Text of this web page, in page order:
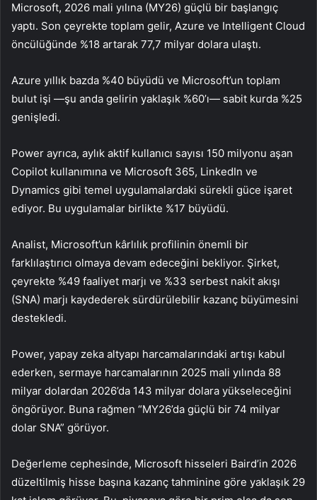
Microsoft, 2026 mali yılına (MY26) güçlü bir başlangıç
yaptı. Son çeyrekte toplam gelir, Azure ve Intelligent Cloud
öncülüğünde %18 artarak 77,7 milyar dolara ulaştı.
Azure yıllık bazda %40 büyüdü ve Microsoft’un toplam
bulut işi —şu anda gelirin yaklaşık %60’ı— sabit kurda %25
genişledi.
Power ayrıca, aylık aktif kullanıcı sayısı 150 milyonu aşan
Copilot kullanımına ve Microsoft 365, LinkedIn ve
Dynamics gibi temel uygulamalardaki sürekli güce işaret
ediyor. Bu uygulamalar birlikte %17 büyüdü.
Analist, Microsoft’un kârlılık profilinin önemli bir
farklılaştırıcı olmaya devam edeceğini bekliyor. Şirket,
çeyrekte %49 faaliyet marjı ve %33 serbest nakit akışı
(SNA) marjı kaydederek sürdürülebilir kazanç büyümesini
destekledi.
Power, yapay zeka altyapı harcamalarındaki artışı kabul
ederken, sermaye harcamalarının 2025 mali yılında 88
milyar dolardan 2026’da 143 milyar dolara yükseleceğini
öngörüyor. Buna rağmen “MY26’da güçlü bir 74 milyar
dolar SNA” görüyor.
Değerleme cephesinde, Microsoft hisseleri Baird’in 2026
düzeltilmiş hisse başına kazanç tahminine göre yaklaşık 29